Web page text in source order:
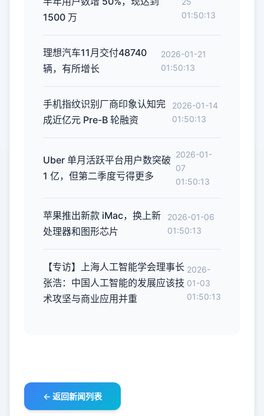
1500 万
01:50:13
理想汽车11月交付48740
辆，有所增长
2026-01-21
01:50:13
手机指纹识别厂商印象认知完
成近亿元 Pre-B 轮融资
2026-01-14
01:50:13
Uber 单月活跃平台用户数突破
1 亿，但第二季度亏得更多
2026-01-
07
01:50:13
苹果推出新款 iMac，换上新
处理器和图形芯片
2026-01-06
01:50:13
【专访】上海人工智能学会理事长
张浩：中国人工智能的发展应该技
术攻坚与商业应用并重
2026-
01-03
01:50:13
← 返回新闻列表